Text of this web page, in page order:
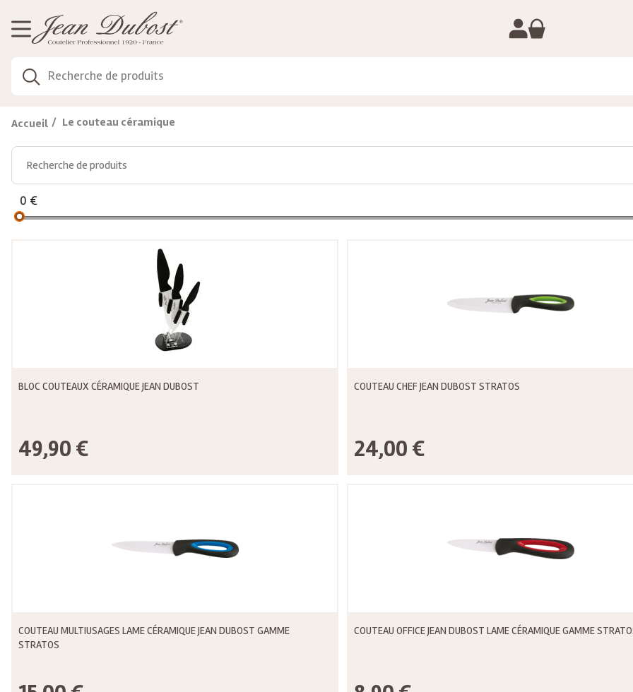
Accueil Le couteau céramique
0 €
BLOC COUTEAUX CÉRAMIQUE JEAN DUBOST
49,90 €
COUTEAU CHEF JEAN DUBOST STRATOS
24,00 €
COUTEAU MULTIUSAGES LAME CÉRAMIQUE JEAN DUBOST GAMME
STRATOS
COUTEAU OFFICE JEAN DUBOST LAME CÉRAMIQUE GAMME
Gestion de vos préférences sur les cookies